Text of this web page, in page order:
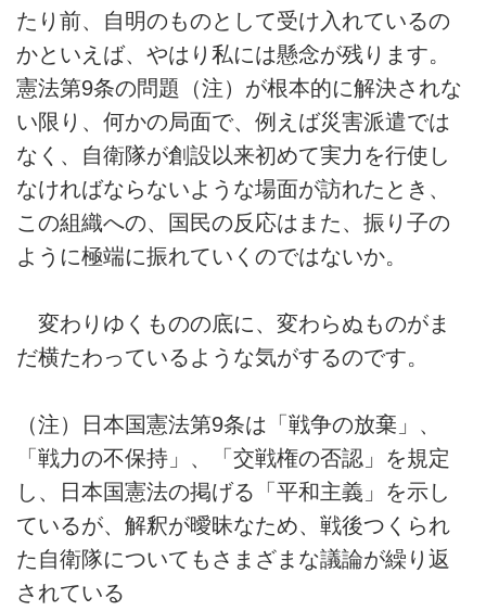
たり前、自明のものとして受け入れているの
かといえば、やはり私には懸念が残ります。
憲法第9条の問題（注）が根本的に解決されな
い限り、何かの局面で、例えば災害派遣では
なく、自衛隊が創設以来初めて実力を行使し
なければならないような場面が訪れたとき、
この組織への、国民の反応はまた、振り子の
ように極端に振れていくのではないか。
変わりゆくものの底に、変わらぬものがま
だ横たわっているような気がするのです。
（注）日本国憲法第9条は「戦争の放棄」、
「戦力の不保持」、「交戦権の否認」を規定
し、日本国憲法の掲げる「平和主義」を示し
ているが、解釈が曖昧なため、戦後つくられ
た自衛隊についてもさまざまな議論が繰り返
されている